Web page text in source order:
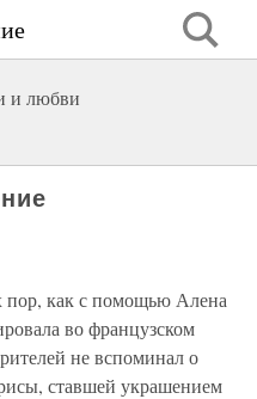
и любви
пор, как с помощью Алена
во французском
не вспоминал о
ставшей украшением